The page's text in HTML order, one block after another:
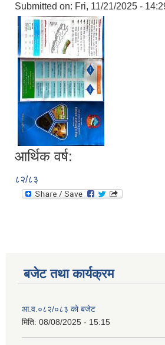
Submitted on: Fri, 11/21/2025 -
आर्थिक वर्ष:
८२/८३
बजेट तथा कार्यक्रम
आ.व.०८२/०८३ को बजेट
मिति: 08/08/2025 - 15:15